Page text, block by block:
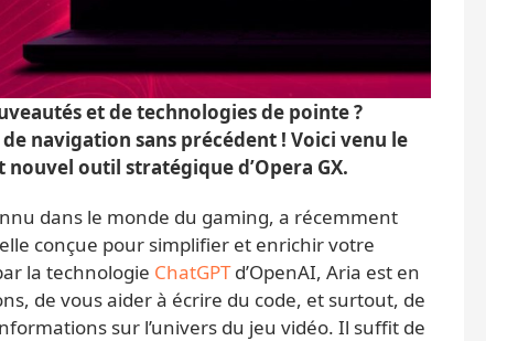
et de technologies de pointe ?
navigation sans précédent ! Voici venu le
outil stratégique d’Opera GX.
dans le monde du gaming, a récemment
conçue pour simplifier et enrichir votre
la technologie ChatGPTd’OpenAI, Aria est en
de vous aider à écrire du code, et surtout, de
sur l’univers du jeu vidéo. Il suffit de